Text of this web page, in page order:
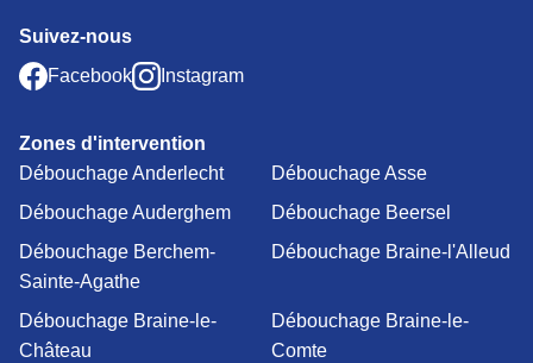
Suivez-nous
Facebook
Instagram
Zones d'intervention
Débouchage Anderlecht
Débouchage Asse
Débouchage Auderghem
Débouchage Beersel
Débouchage Berchem-
Sainte-Agathe
Débouchage Braine-l'Alleud
Débouchage Braine-le-
Château
Débouchage Braine-le-
Comte